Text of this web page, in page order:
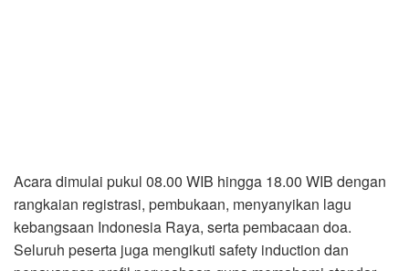
Acara dimulai pukul 08.00 WIB hingga 18.00 WIB dengan
rangkaian registrasi, pembukaan, menyanyikan lagu
kebangsaan Indonesia Raya, serta pembacaan doa.
Seluruh peserta juga mengikuti safety induction dan